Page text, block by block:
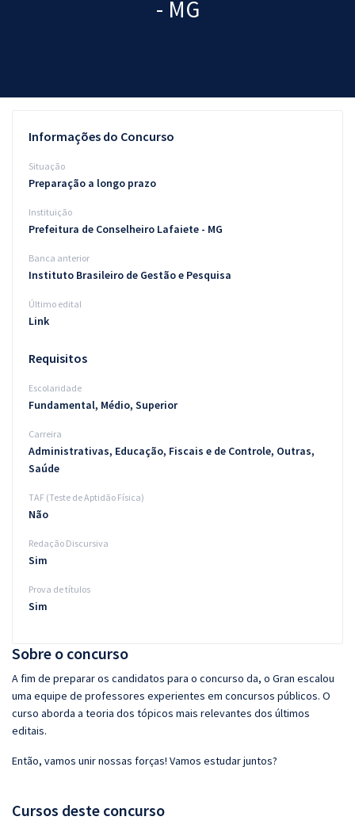
Questões grátis
Blog
Aprovados
Atendimento
- MG
Sobre o concurso
A fim de preparar os candidatos para o concurso da, o Gran escalou
uma equipe de professores experientes em concursos públicos. O
curso aborda a teoria dos tópicos mais relevantes dos últimos
editais.
Então, vamos unir nossas forças! Vamos estudar juntos?
Cursos deste concurso
Informações do Concurso
Situação
Preparação a longo prazo
Instituição
Prefeitura de Conselheiro Lafaiete - MG
Banca anterior
Instituto Brasileiro de Gestão e Pesquisa
Último edital
Link
Requisitos
Escolaridade
Fundamental, Médio, Superior
Carreira
Administrativas, Educação, Fiscais e de Controle, Outras,
Saúde
TAF (Teste de Aptidão Física)
Não
Redação Discursiva
Sim
Prova de títulos
Sim